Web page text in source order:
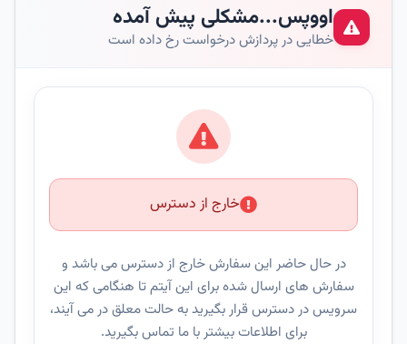
اووپس...مشکلی پیش آمده
خطایی در پردازش درخواست رخ داده است
خارج از دسترس
در حال حاضر این سفارش خارج از دسترس می باشد و
سفارش های ارسال شده برای این آیتم تا هنگامی که این
سرویس در دسترس قرار بگیرید به حالت معلق در می آیند،
برای اطلاعات بیشتر با ما تماس بگیرید.